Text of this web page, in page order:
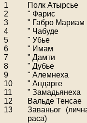
1
Полк Атырсье
2
" Фарис
3
" Габро Мариам
4
" Чабуде
5
" Убье
6
" Имам
7
" Дамти
8
" Дубье
9
" Алемнеха
10
" Андарге
11
" Замадьянеха
12
Вальде Тенсае
13
Заваньог
раса)